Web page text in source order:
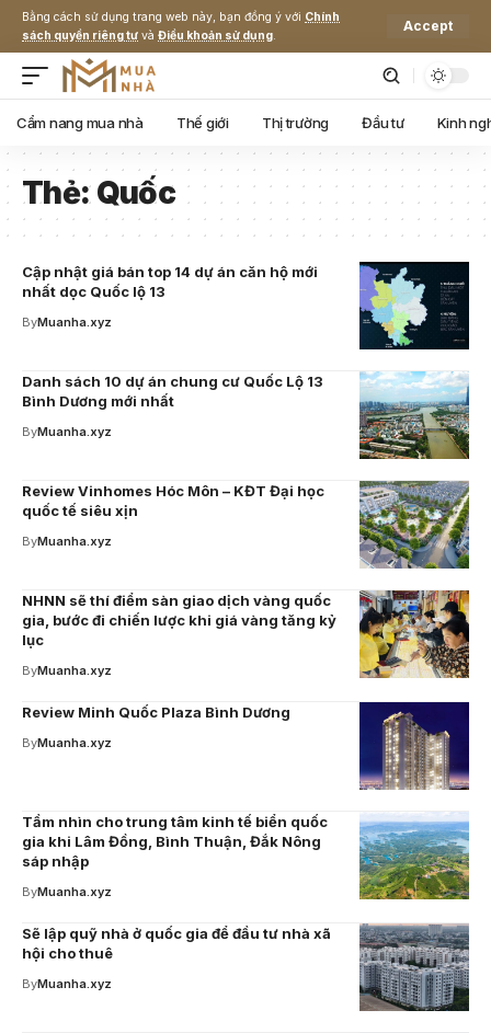
Bằng cách sử dụng trang web này, bạn đồng ý với Chính
sách quyền riêng tư và Điều khoản sử dụng.
Accept
Cẩm nang mua nhà Thế giới Thị trường Đầu tư Kinh
Thẻ:Quốc
Cập nhật giá bán top 14 dự án căn hộ mới
nhất dọc Quốc lộ 13
ByMuanha.xyz
Danh sách 10 dự án chung cư Quốc Lộ 13
Bình Dương mới nhất
ByMuanha.xyz
Review Vinhomes Hóc Môn – KĐT Đại học
quốc tế siêu xịn
ByMuanha.xyz
NHNN sẽ thí điểm sàn giao dịch vàng quốc
gia, bước đi chiến lược khi giá vàng tăng kỷ
lục
ByMuanha.xyz
Review Minh Quốc Plaza Bình Dương
ByMuanha.xyz
Tầm nhìn cho trung tâm kinh tế biển quốc
gia khi Lâm Đồng, Bình Thuận, Đắk Nông
sáp nhập
ByMuanha.xyz
Sẽ lập quỹ nhà ở quốc gia để đầu tư nhà xã
hội cho thuê
ByMuanha.xyz